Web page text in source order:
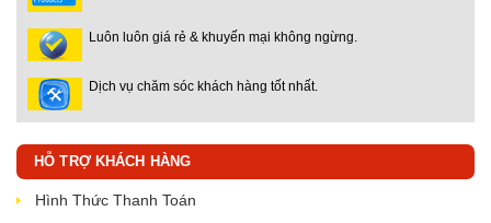
Luôn luôn giá rẻ & khuyến mại không ngừng.
Dịch vụ chăm sóc khách hàng tốt nhất.
HỖ TRỢ KHÁCH HÀNG
Hình Thức Thanh Toán